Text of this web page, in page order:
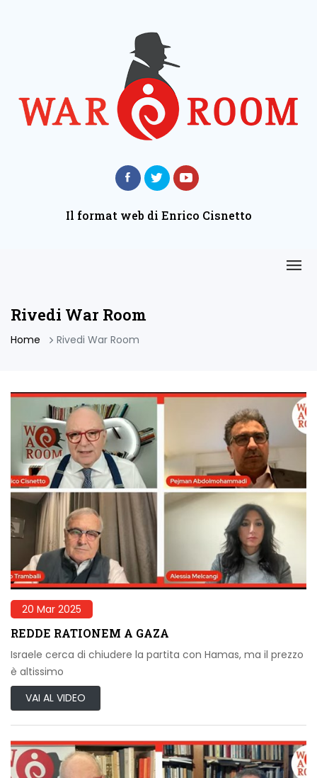
Il format web di Enrico Cisnetto
Rivedi War Room
Home Rivedi War Room
20 Mar 2025
REDDE RATIONEM A GAZA
Israele cerca di chiudere la partita con Hamas, ma il prezzo
è altissimo
VAI AL VIDEO